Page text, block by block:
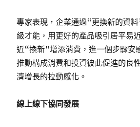
專家表現，企業通過“更換新的資
級才能，用更好的產品吸引居平易
近“換新”增添消費，進一個步驟安
推動構成消費和投資彼此促進的良
濟增長的拉動感化。
線上線下協同發展